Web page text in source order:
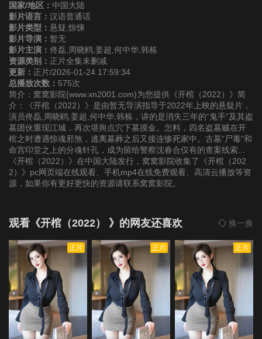
国家/地区： 中国大陆
影片语言： 汉语普通话
影片类型： 悬疑,惊悚
影片导演： 暂无
影片主演： 佟磊,周晓鸥,姜超,何中华,韩栋
资源类别： 正片全集未删减
更新： 正片/2026-01-24 17:59:34
总播放次数： 575次
简介：窝窝影院(www.xn2001.com)为您提供《开棺（2022）》简
介：《开棺（2022）》是由暂无导演指导于2022年上映的悬疑片，
演员佟磊,周晓鸥,姜超,何中华,韩栋，讲的是消失三年的“鬼手”及其盗
墓团伙重现江城，再次堪舆点穴下墓摸金。怎料，四名盗墓贼在开
棺之时遭遇惊魂邪煞，逃离墓葬之后又接连惨死家中。古墓“尸毒”和
命宫印堂之上的分魂针孔，成为留给警察沈春合仅有的查案线索...
《开棺（2022）》在中国大陆发行，窝窝影院收集了《开棺（202
2）》pc网页端在线观看、手机mp4在线免费观看、高清云播放等资
源，如果你有更好更快的资源请联系窝窝影院。
观看《开棺（2022） 》的网友还喜欢 换一换
正片 正片 正片